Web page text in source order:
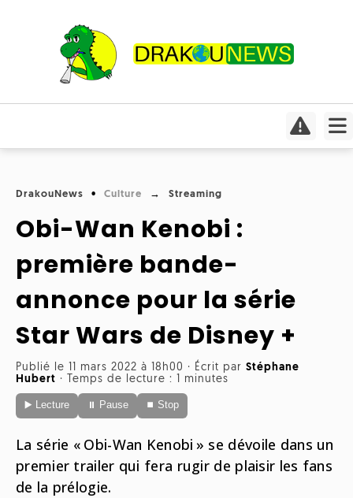
Actualités
International
Météo
ONG
Politique
Française
Culture
vidéo
Livres
Mangas
Streaming
Focus
Interviews
Médias
Radio
Télévision
Animaux
Biodiversité
Sports
DrakouNews Culture Streaming
Obi-Wan Kenobi :
première bande-
annonce pour la série
Star Wars de Disney +
Publié le 11 mars 2022 à 18h00 · Écrit par Stéphane
Hubert · Temps de lecture : 1 minutes
▶️ Lecture ⏸ Pause ⏹ Stop
La série « Obi-Wan Kenobi » se dévoile dans un
premier trailer qui fera rugir de plaisir les fans
de la prélogie.